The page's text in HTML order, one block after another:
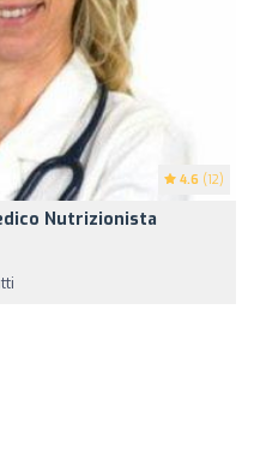
4.6 (12)
Nutrizionista